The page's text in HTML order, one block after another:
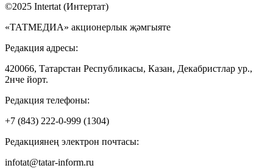
©2025 Intertat (Интертат)
«ТАТМЕДИА» акционерлык җәмгыяте
Редакция адресы:
420066, Татарстан Республикасы, Казан, Декабристлар ур.,
2нче йорт.
Редакция телефоны:
+7 (843) 222-0-999 (1304)
Редакциянең электрон почтасы:
infotat@tatar-inform.ru